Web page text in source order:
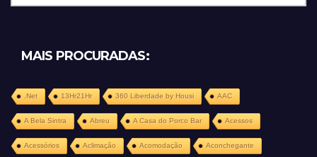
MAIS PROCURADAS:
.Net 13Hr21Hr 360 Liberdade by Housi AAC
A Bela Sintra Abreu A Casa do Porco Bar Acessos
Acessórios Aclimação Acomodação Aconchegante